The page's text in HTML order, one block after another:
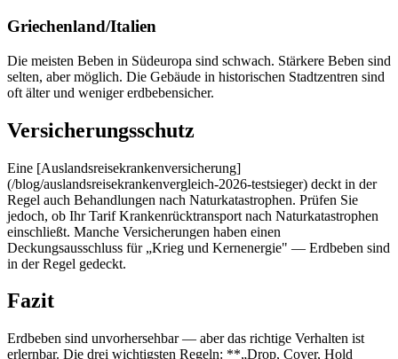
Griechenland/Italien
Die meisten Beben in Südeuropa sind schwach. Stärkere Beben sind
selten, aber möglich. Die Gebäude in historischen Stadtzentren sind
oft älter und weniger erdbebensicher.
Versicherungsschutz
Eine [Auslandsreisekrankenversicherung]
(/blog/auslandsreisekrankenvergleich-2026-testsieger) deckt in der
Regel auch Behandlungen nach Naturkatastrophen. Prüfen Sie
jedoch, ob Ihr Tarif Krankenrücktransport nach Naturkatastrophen
einschließt. Manche Versicherungen haben einen
Deckungsausschluss für „Krieg und Kernenergie" — Erdbeben sind
in der Regel gedeckt.
Fazit
Erdbeben sind unvorhersehbar — aber das richtige Verhalten ist
erlernbar. Die drei wichtigsten Regeln: **„Drop, Cover, Hold